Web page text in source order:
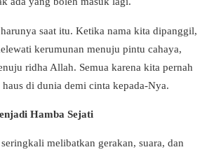
saat itu. Ketika nama kita dipanggil,
kerumunan menuju pintu cahaya,
ridha Allah. Semua karena kita pernah
haus di dunia demi cinta kepada-Nya.
Hamba Sejati
melibatkan gerakan, suara, dan